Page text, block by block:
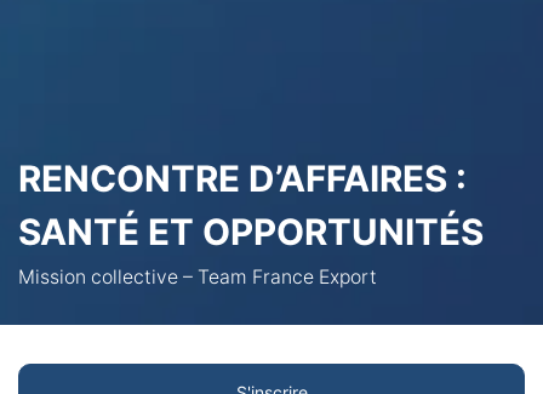
RENCONTRE D’AFFAIRES :
SANTÉ ET OPPORTUNITÉS
Mission collective – Team France Export